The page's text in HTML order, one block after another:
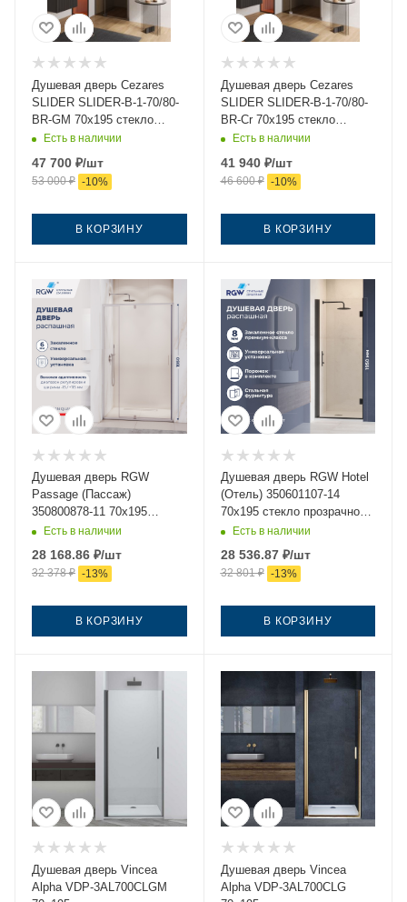
Душевая дверь Cezares
SLIDER SLIDER-B-1-70/80-
BR-GM 70х195 стекло
тонированное профиль
Есть в наличии
47 700 ₽/шт
53 000₽ -10%
В КОРЗИНУ
Душевая дверь Cezares
SLIDER SLIDER-B-1-70/80-
BR-Cr 70х195 стекло
тонированное профиль
Есть в наличии
41 940₽/шт
46 600₽ -10%
В КОРЗИНУ
Душевая дверь RGW
Passage (Пассаж)
350800878-11 70х195
стекло прозрачное
профиль хром
Есть в наличии
28 168.86 ₽/шт
32 378₽ -13%
В КОРЗИНУ
Душевая дверь RGW Hotel
(Отель) 350601107-14
70х195 стекло прозрачное
профиль черный
Есть в наличии
28 536.87₽/шт
32 801₽ -13%
В КОРЗИНУ
Душевая дверь Vincea
Alpha VDP-3AL700CLGM
Душевая дверь Vincea
Alpha VDP-3AL700CLG